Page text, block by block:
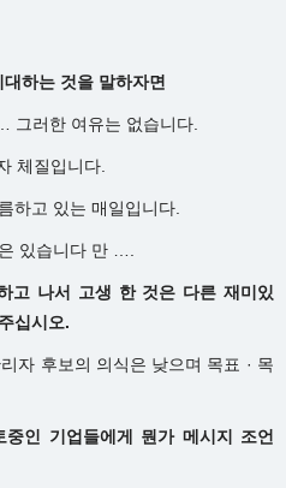
대하는 것을 말하자면
그러한 여유는 없습니다.
체질입니다.
하고 있는 매일입니다.
있습니다 만 ….
고 나서 고생 한 것은 다른재미있
십시오.
자 후보의 의식은 낮으며 목표 · 목
중인 기업들에게 뭔가 메시지 조언